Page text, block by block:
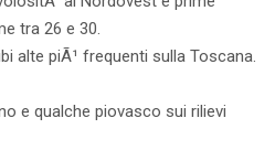
tra 26 e 30.
alte piÃ¹ frequenti sulla Toscana.
e qualche piovasco sui rilievi